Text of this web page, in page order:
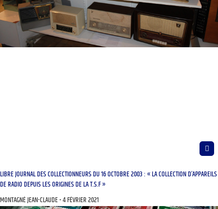
LIBRE JOURNAL DES COLLECTIONNEURS DU 16 OCTOBRE 2003 : « LA COLLECTION D’APPAREILS
DE RADIO DEPUIS LES ORIGINES DE LA T.S.F »
MONTAGNÉ JEAN-CLAUDE 4 FÉVRIER 2021